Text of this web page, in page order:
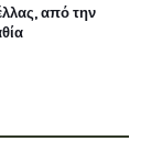
από την